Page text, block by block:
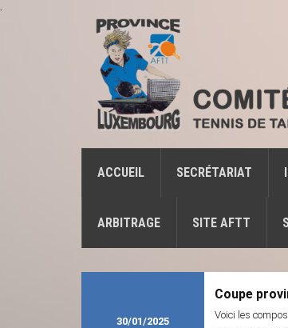
.
ACCUEIL SECRÉTARIAT
ARBITRAGE SITE AFTT
30/01/2025
Coupe
Voici les